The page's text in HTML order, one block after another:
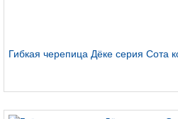
Гибкая черепица Дёке серия Сота